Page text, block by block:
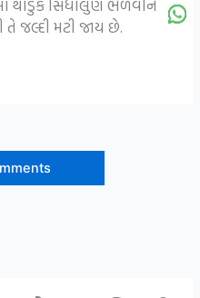
થોડુક સિંધાલુણ ભેળવીને
તે જલ્દી મટી જાય છે.